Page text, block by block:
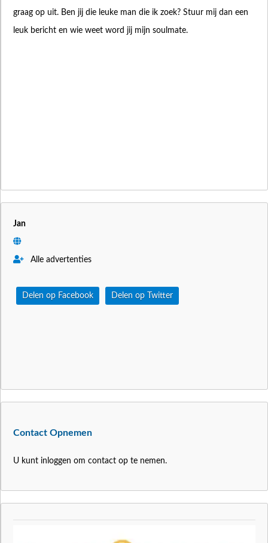
graag op uit. Ben jij die leuke man die ik zoek? Stuur mij dan een
leuk bericht en wie weet word jij mijn soulmate.
Jan
Alle advertenties
Delen op Facebook Delen op Twitter
Contact Opnemen
U kunt inloggen om contact op te nemen.